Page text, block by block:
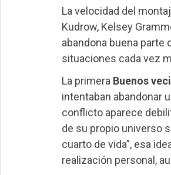
La velocidad del
Kudrow, Kelsey
abandona buena parte
situaciones cada vez
La primera Buenos
intentaban abandonar
conflicto aparece
de su propio universo
cuarto de vida”, esa
realización personal,